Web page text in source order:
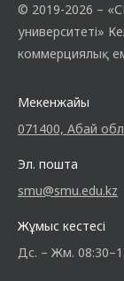
© 2019-2026 –
университеті»
коммерциялық
Мекенжайы
071400, Абай
Эл. пошта
smu@smu.edu.kz
Жұмыс кестесі
Дс. – Жм.